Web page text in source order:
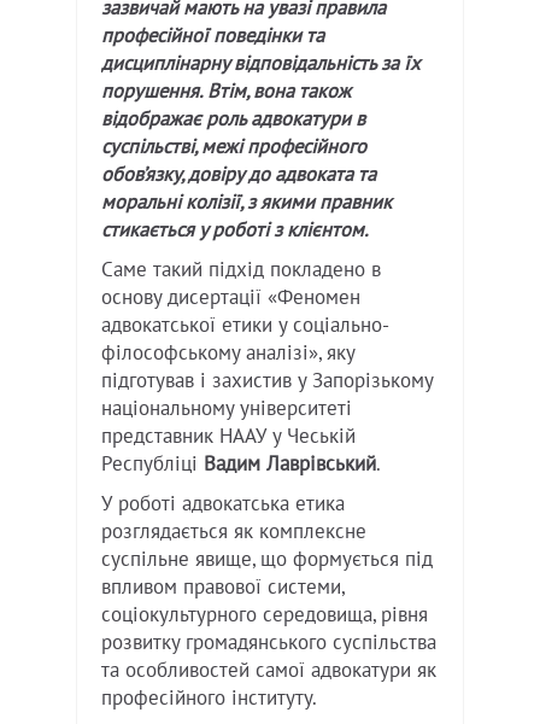
зазвичай мають на увазі правила
професійної поведінки та
дисциплінарну відповідальність за їх
порушення. Втім, вона також
відображає роль адвокатури в
суспільстві, межі професійного
обов’язку, довіру до адвоката та
моральні колізії, з якими правник
стикається у роботі з клієнтом.
Саме такий підхід покладено в
основу дисертації «Феномен
адвокатської етики у соціально-
філософському аналізі», яку
підготував і захистив у Запорізькому
національному університеті
представник НААУ у Чеській
Республіці Вадим Лаврівський.
У роботі адвокатська етика
розглядається як комплексне
суспільне явище, що формується під
впливом правової системи,
соціокультурного середовища, рівня
розвитку громадянського суспільства
та особливостей самої адвокатури як
професійного інституту.